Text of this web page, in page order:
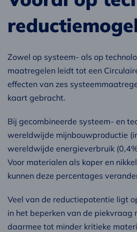
Zowel op systeem- als op
maatregelen leidt tot een
effecten van zes
kaart gebracht.
Bij gecombineerde systeem- en
wereldwijde mijnbouwproductie
wereldwijde energieverbruik
Voor materialen als koper en
kunnen deze percentages
Veel van de reductiepotentie ligt
in het beperken van de
daarmee tot minder kritieke